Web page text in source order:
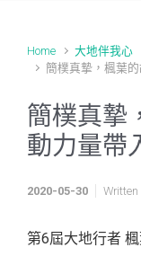
Home
大地伴我心
簡樸真摯，楓葉
簡樸真摯
動力量帶
2020-05-30 Written
第6屆大地行者